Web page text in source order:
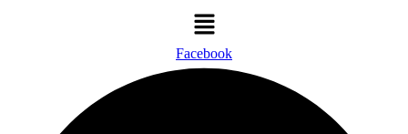
Menü
Facebook